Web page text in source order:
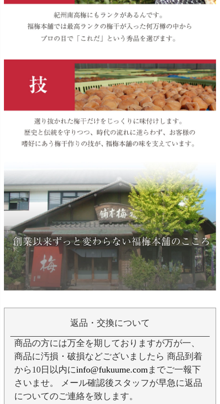
返品・交換について
商品の方には万全を期しておりますが万が一、
商品に汚損・破損などございましたら 商品到着
から10日以内にinfo@fukuume.comまでご一報下
さいませ。 メール確認後スタッフが早急に返品
についてのご連絡を致します。